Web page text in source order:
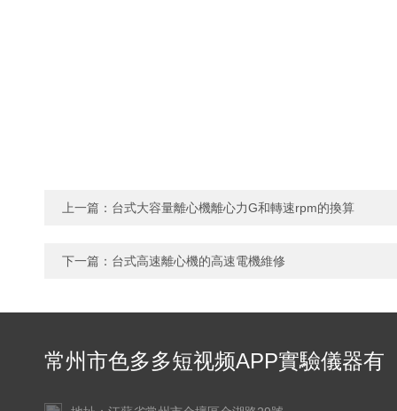
上一篇： 台式大容量離心機離心力G和轉速rpm的換算
下一篇： 台式高速離心機的高速電機維修
常州市色多多短视频APP實驗儀器有